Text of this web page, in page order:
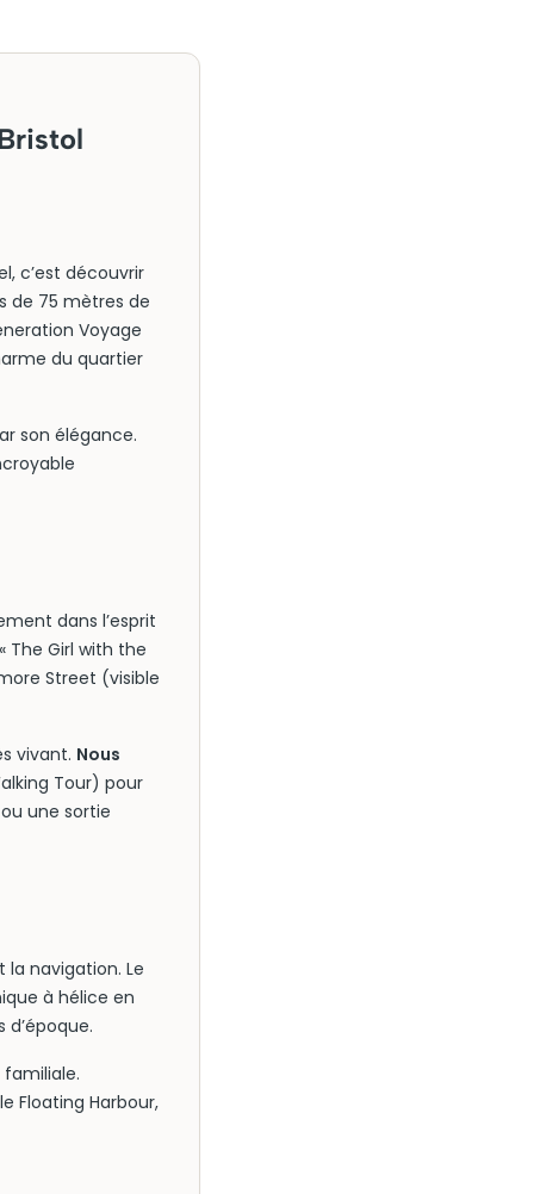
c’est découvrir
de 75 mètres de
Voyage
du quartier
son élégance.
dans l’esprit
The Girl with the
Street (visible
vivant. Nous
Tour) pour
une sortie
la navigation. Le
à hélice en
Floating Harbour,